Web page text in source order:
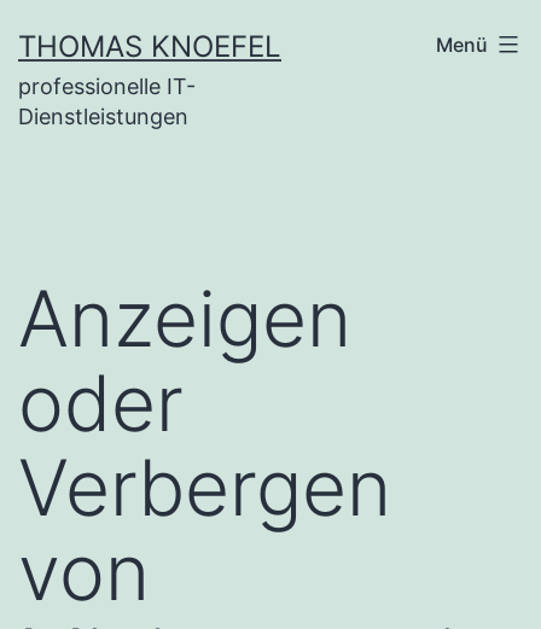
Inhalt
springen
THOMAS KNOEFEL
professionelle IT-
Dienstleistungen
Menü
Anzeigen
oder
Verbergen
von